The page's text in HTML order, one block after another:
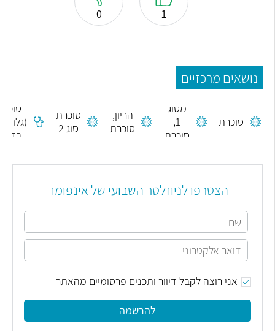
1
0
נושאים מרכזיים
סוכרת
מסוג
1,
סוכרת
הריון,
סוכרת
הריון
סוכרת
סוג 2
סוכר
בדם
הצטרפו לניוזלטר השבועי של אינפומד
אני רוצה לקבל דיוור ותכנים פרסומיים מהאתר
להרשמה